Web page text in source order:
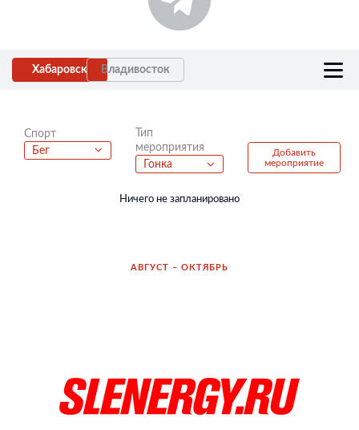
Хабаровск Владивосток
Спорт
Бег
Тип
мероприятия
Гонка
Добавить
мероприятие
Ничего не запланировано
АВГУСТ – ОКТЯБРЬ